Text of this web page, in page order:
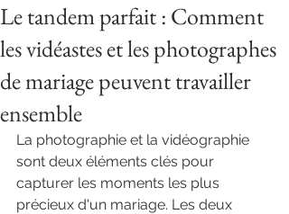
Le tandem parfait : Comment
les vidéastes et les photographes
de mariage peuvent travailler
ensemble
La photographie et la vidéographie
sont deux éléments clés pour
capturer les moments les plus
précieux d'un mariage. Les deux